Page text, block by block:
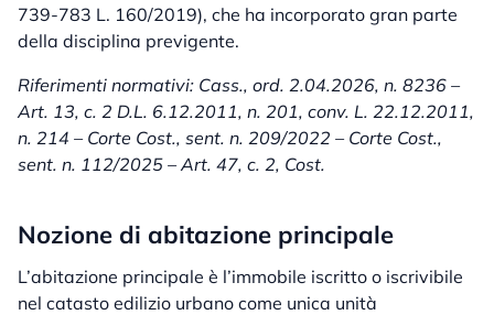
739-783 L. 160/2019), che ha incorporato gran parte
della disciplina previgente.
Riferimenti normativi: Cass., ord. 2.04.2026, n. 8236 –
Art. 13, c. 2 D.L. 6.12.2011, n. 201, conv. L. 22.12.2011,
n. 214 – Corte Cost., sent. n. 209/2022 – Corte Cost.,
sent. n. 112/2025 – Art. 47, c. 2, Cost.
Nozione di abitazione principale
L’abitazione principale è l’immobile iscritto o iscrivibile
nel catasto edilizio urbano come unica unità